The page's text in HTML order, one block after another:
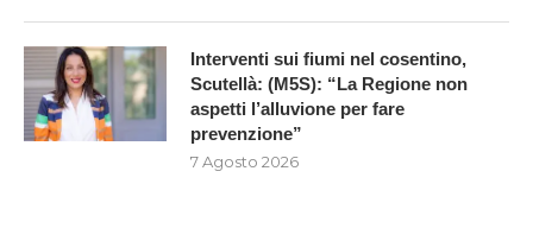
Interventi sui fiumi nel cosentino,
Scutellà: (M5S): “La Regione non
aspetti l’alluvione per fare
prevenzione”
7 Agosto 2026